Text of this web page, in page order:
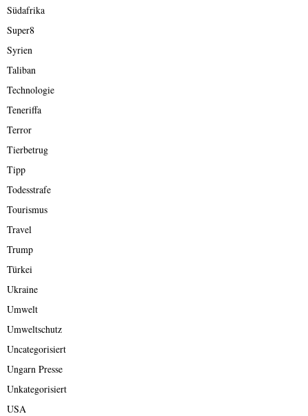
Südafrika
Super8
Syrien
Taliban
Technologie
Teneriffa
Terror
Tierbetrug
Tipp
Todesstrafe
Tourismus
Travel
Trump
Türkei
Ukraine
Umwelt
Umweltschutz
Uncategorisiert
Ungarn Presse
Unkategorisiert
USA